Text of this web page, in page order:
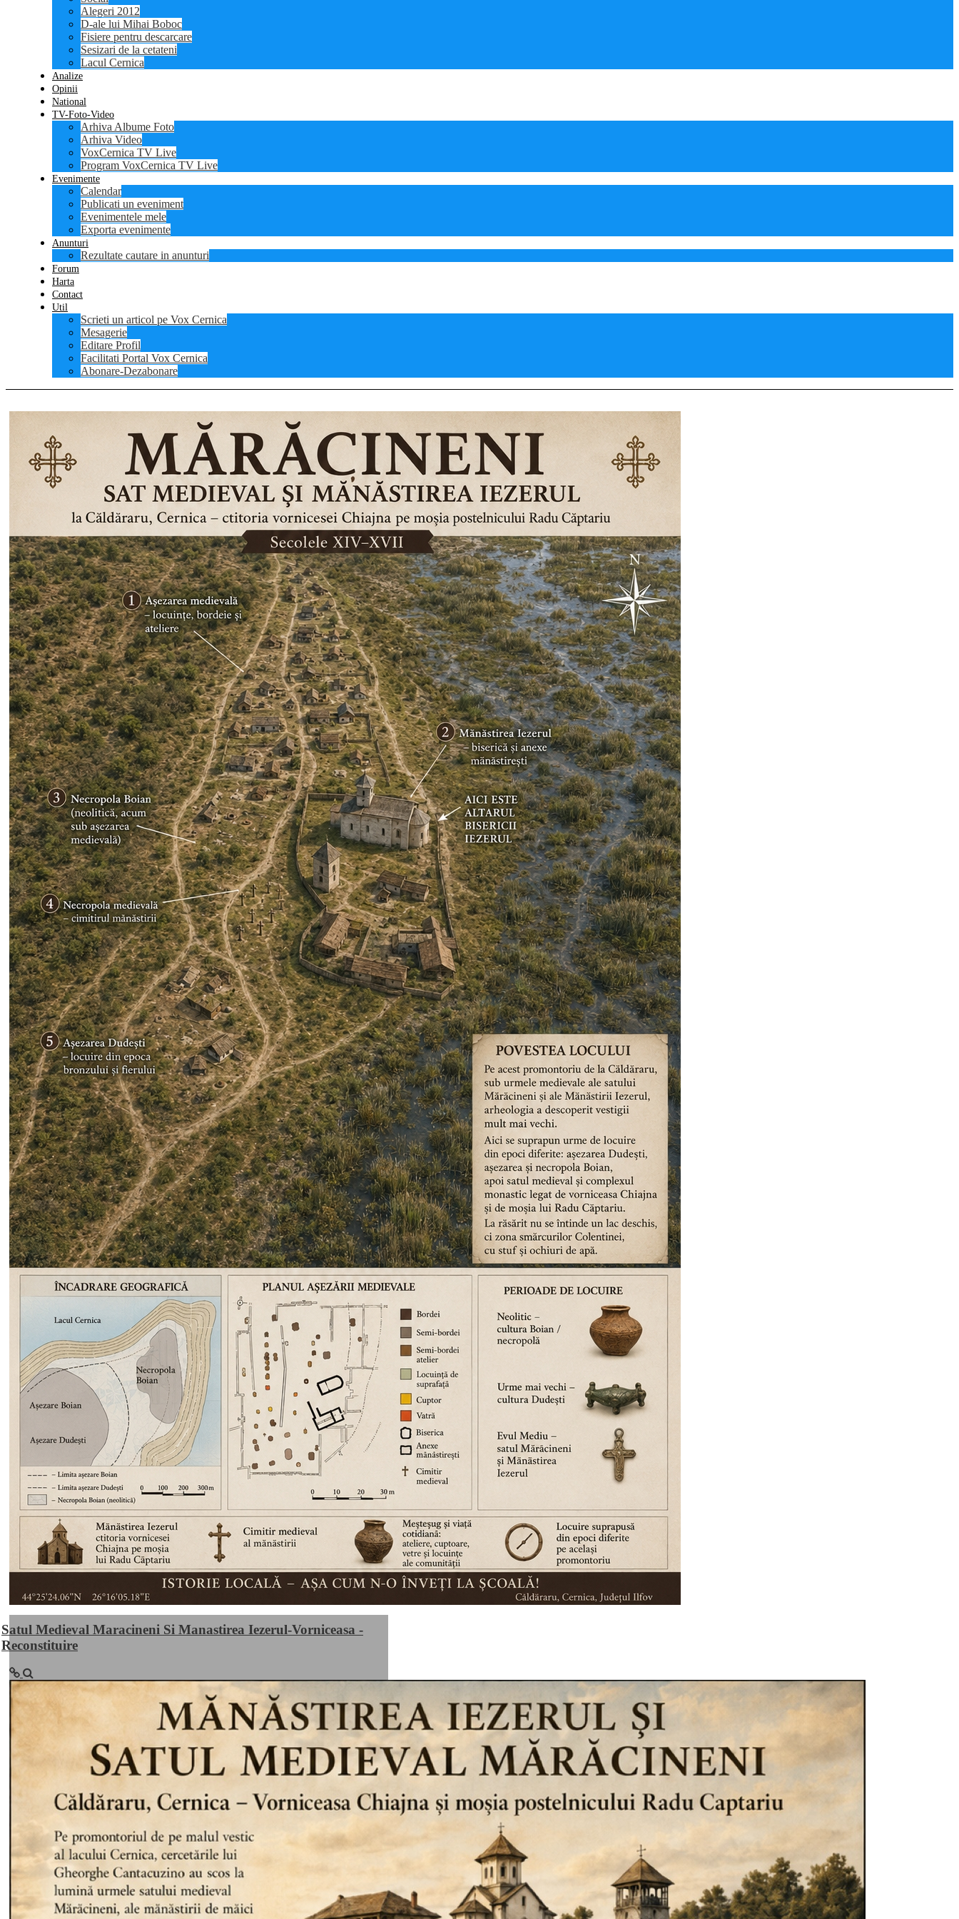
Alegeri 2012
D-ale lui Mihai Boboc
Fisiere pentru descarcare
Sesizari de la cetateni
Lacul Cernica
Analize
Opinii
National
TV-Foto-Video
Arhiva Albume Foto
Arhiva Video
VoxCernica TV Live
Program VoxCernica TV Live
Evenimente
Calendar
Publicati un eveniment
Evenimentele mele
Exporta evenimente
Anunturi
Rezultate cautare in anunturi
Forum
Harta
Contact
Util
Scrieti un articol pe Vox Cernica
Mesagerie
Editare Profil
Facilitati Portal Vox Cernica
Abonare-Dezabonare
Satul Medieval Maracineni Si Manastirea Iezerul-Vorniceasa -
Reconstituire